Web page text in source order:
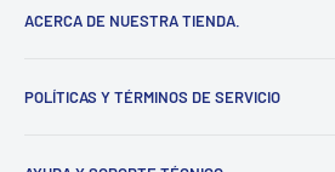
ACERCA DE NUESTRA TIENDA.
estado de Yucatán, distribuimos
POLÍTICAS Y TÉRMINOS DE SERVICIO